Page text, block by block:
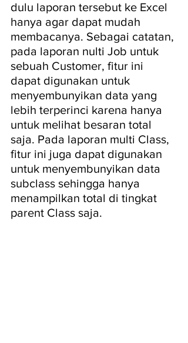
dulu laporan tersebut ke Excel
hanya agar dapat mudah
membacanya. Sebagai catatan,
pada laporan nulti Job untuk
sebuah Customer, fitur ini
dapat digunakan untuk
menyembunyikan data yang
lebih terperinci karena hanya
untuk melihat besaran total
saja. Pada laporan multi Class,
fitur ini juga dapat digunakan
untuk menyembunyikan data
subclass sehingga hanya
menampilkan total di tingkat
parent Class saja.